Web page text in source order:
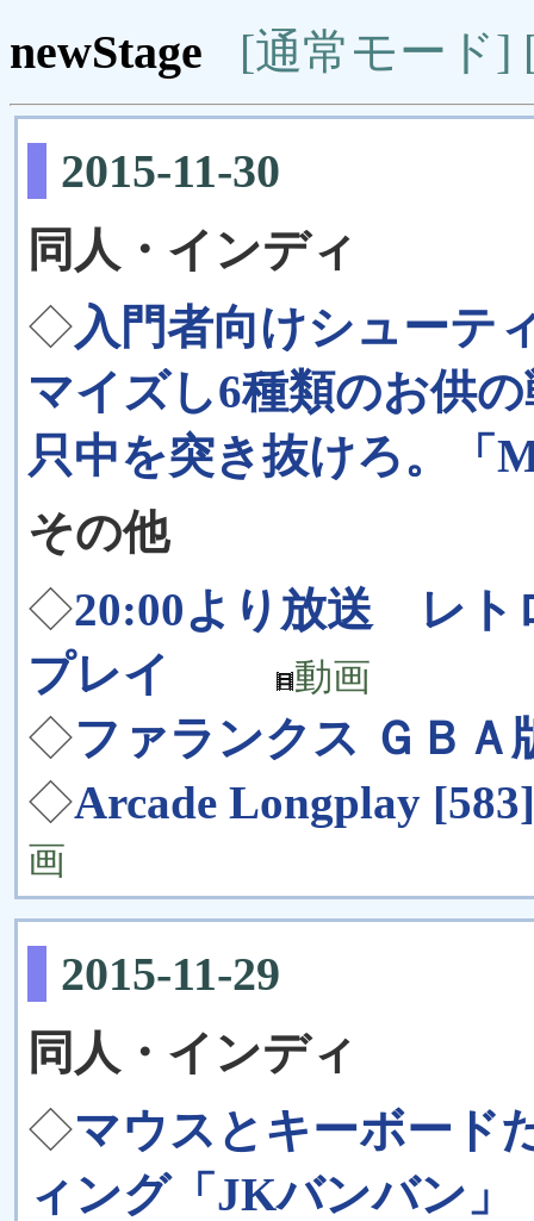
newStage [通常モード]
2015-11-30
同人・インディ
◇入門者向けシューテ
マイズし6種類のお供
只中を突き抜けろ。「
その他
◇20:00より放送 レト
プレイ
動画
◇ファランクス ＧＢＡ
◇Arcade Longplay
画
2015-11-29
同人・インディ
◇マウスとキーボード
ィング「JKバンバン」